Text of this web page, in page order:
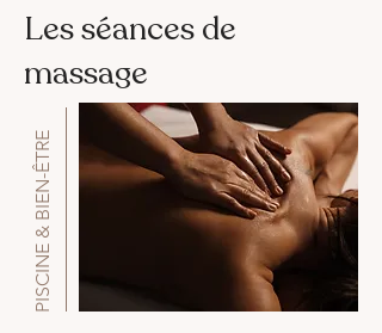
Les séances de
massage
PISCINE & BIEN-ÊTRE